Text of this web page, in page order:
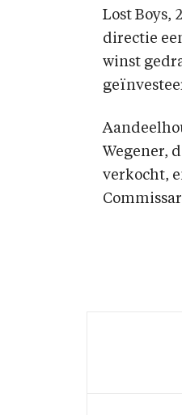
Lost Boys,
directie
winst
Wegener,
verkocht,